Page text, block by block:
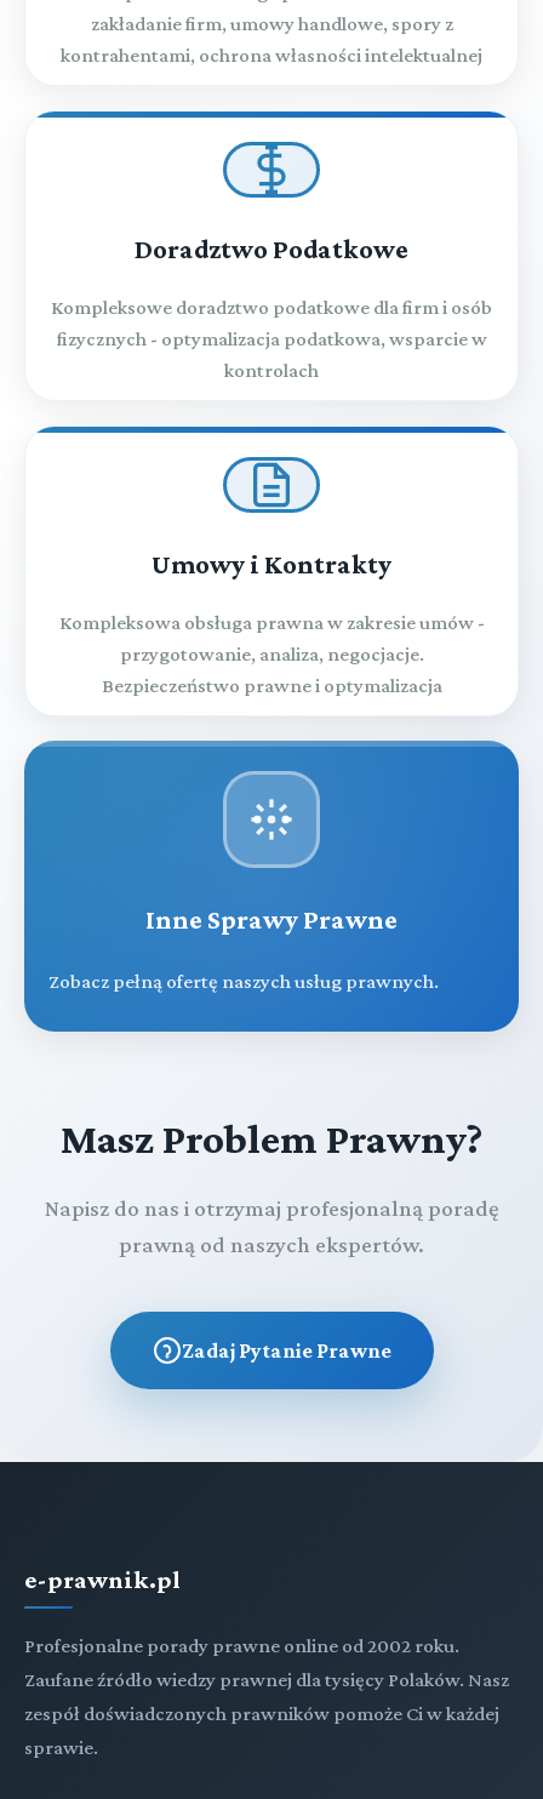
zakładanie firm, umowy handlowe, spory z
kontrahentami, ochrona własności intelektualnej
Doradztwo Podatkowe
Kompleksowe doradztwo podatkowe dla firm i osób
fizycznych - optymalizacja podatkowa, wsparcie w
kontrolach
Umowy i Kontrakty
Kompleksowa obsługa prawna w zakresie umów -
przygotowanie, analiza, negocjacje.
Bezpieczeństwo prawne i optymalizacja
Inne Sprawy Prawne
Zobacz pełną ofertę naszych usług prawnych.
Masz Problem Prawny?
Napisz do nas i otrzymaj profesjonalną poradę
prawną od naszych ekspertów.
Zadaj Pytanie Prawne
e-prawnik.pl
Profesjonalne porady prawne online od 2002 roku.
Zaufane źródło wiedzy prawnej dla tysięcy Polaków. Nasz
zespół doświadczonych prawników pomoże Ci w każdej
sprawie.